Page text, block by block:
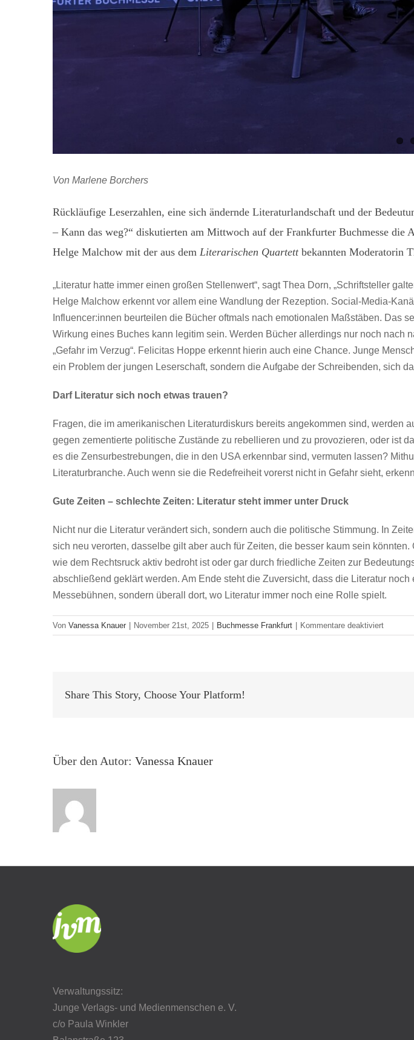
Von Marlene Borchers
Rückläufige Leserzahlen, eine sich ändernde Literaturlandschaft und der
– Kann das weg?“ diskutierten am Mittwoch auf der Frankfurter Buchmesse
Helge Malchow mit der aus dem Literarischen Quartettbekannten Moderatorin
„Literatur hatte immer einen großen Stellenwert“, sagt Thea Dorn, „Schriftsteller
Helge Malchow erkennt vor allem eine Wandlung der Rezeption. Social-Media-
Influencer:innen beurteilen die Bücher oftmals nach emotionalen Maßstäben. Das
Wirkung eines Buches kann legitim sein. Werden Bücher allerdings nur noch
„Gefahr im Verzug“. Felicitas Hoppe erkennt hierin auch eine Chance. Junge
ein Problem der jungen Leserschaft, sondern die Aufgabe der Schreibenden, sich
Darf Literatur sich noch etwas trauen?
Fragen, die im amerikanischen Literaturdiskurs bereits angekommen sind, werden
gegen zementierte politische Zustände zu rebellieren und zu provozieren, oder ist
es die Zensurbestrebungen, die in den USA erkennbar sind, vermuten lassen?
Literaturbranche. Auch wenn sie die Redefreiheit vorerst nicht in Gefahr sieht,
Gute Zeiten – schlechte Zeiten: Literatur steht immer unter Druck
Nicht nur die Literatur verändert sich, sondern auch die politische Stimmung. In
sich neu verorten, dasselbe gilt aber auch für Zeiten, die besser kaum sein
wie dem Rechtsruck aktiv bedroht ist oder gar durch friedliche Zeiten zur
abschließend geklärt werden. Am Ende steht die Zuversicht, dass die Literatur
Messebühnen, sondern überall dort, wo Literatur immer noch eine Rolle spielt.
Von Vanessa Knauer November 21st, 2025 Buchmesse Frankfurt Kommentare deaktiviertfür
FBM
Share This Story, Choose Your Platform!
Über den Autor: Vanessa Knauer
Verwaltungssitz:
Junge Verlags- und Medienmenschen e. V.
c/o Paula Winkler